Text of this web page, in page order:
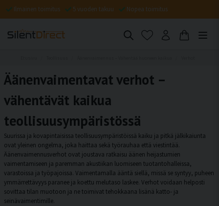
Ilmainen toimitus 5 vuoden takuu Nopea toimitus
Äänenvaimentavat verhot –
vähentävät kaikua
teollisuusympäristössä
Suurissa ja kovapintaisissa teollisuusympäristöissä kaiku ja pitkä jälkikaiunta
ovat yleinen ongelma, joka haittaa sekä työrauhaa että viestintää.
Äänenvaimennusverhot ovat joustava ratkaisu äänen heijastumien
vaimentamiseen ja paremman akustiikan luomiseen tuotantohalleissa,
varastoissa ja työpajoissa. Vaimentamalla ääntä siellä, missä se syntyy, puheen
ymmärrettävyys paranee ja koettu melutaso laskee. Verhot voidaan helposti
sovittaa tilan muotoon ja ne toimivat tehokkaana lisänä katto- ja
seinävaimentimille.